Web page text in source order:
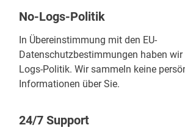
No-Logs-Politik
In Übereinstimmung mit den EU-
Datenschutzbestimmungen haben wir
Logs-Politik. Wir sammeln keine
Informationen über Sie.
24/7 Support